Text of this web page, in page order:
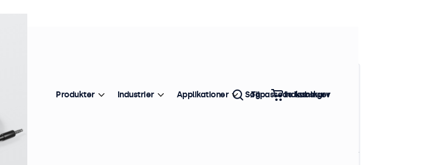
Dæmp op til 5 skærme samtidigt
Juster baggrundsbelysningens lysstyrke fra 1 til 100
Produkter Industrier Applikationer Tilpassede løsninger
Søg Indkøbskurv